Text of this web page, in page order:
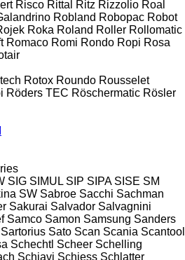
Risco Rittal Ritz Rizzolio Roal
Robland Robopac Robot
Roka Roland Roller Rollomatic
Romaco Romi Rondo Ropi Rosa
Rotox Roundo Rousselet
Röders TEC Röschermatic Rösler
SIG SIMUL SIP SIPA SISE SM
SW Sabroe Sacchi Sachman
Sakurai Salvador Salvagnini
Samco Samon Samsung Sanders
Sartorius Sato Scan Scania Scantool
Schechtl Scheer Schelling
Schiavi Schiess Schlatter